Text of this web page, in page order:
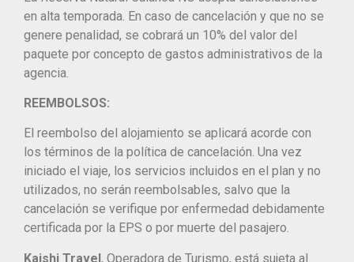
en alta temporada. En caso de cancelación y que no se
genere penalidad, se cobrará un 10% del valor del
paquete por concepto de gastos administrativos de la
agencia.
REEMBOLSOS:
El reembolso del alojamiento se aplicará acorde con
los términos de la política de cancelación. Una vez
iniciado el viaje, los servicios incluidos en el plan y no
utilizados, no serán reembolsables, salvo que la
cancelación se verifique por enfermedad debidamente
certificada por la EPS o por muerte del pasajero.
Kaishi Travel, Operadora de Turismo, está sujeta al